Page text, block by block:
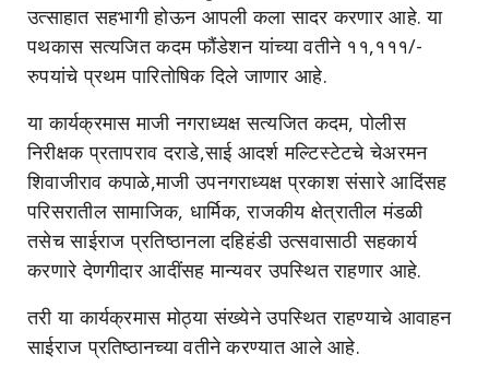
उत्साहात सहभागी होऊन आपली कला सादर करणार आहे. या
पथकास सत्यजित कदम फौंडेशन यांच्या वतीने ११,१११/-
रुपयांचे प्रथम पारितोषिक दिले जाणार आहे.
या कार्यक्रमास माजी नगराध्यक्ष सत्यजित कदम, पोलीस
निरीक्षक प्रतापराव दराडे,साई आदर्श मल्टिस्टेटचे चेअरमन
शिवाजीराव कपाळे,माजी उपनगराध्यक्ष प्रकाश संसारे आदिंसह
परिसरातील सामाजिक, धार्मिक, राजकीय क्षेत्रातील मंडळी
तसेच साईराज प्रतिष्ठानला दहिहंडी उत्सवासाठी सहकार्य
करणारे देणगीदार आदींसह मान्यवर उपस्थित राहणार आहे.
तरी या कार्यक्रमास मोठ्या संख्येने उपस्थित राहण्याचे आवाहन
साईराज प्रतिष्ठानच्या वतीने करण्यात आले आहे.